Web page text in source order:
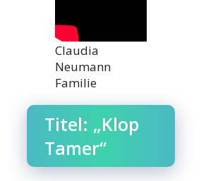
Claudia
Neumann
Familie
Titel: „Klop
Tamer“